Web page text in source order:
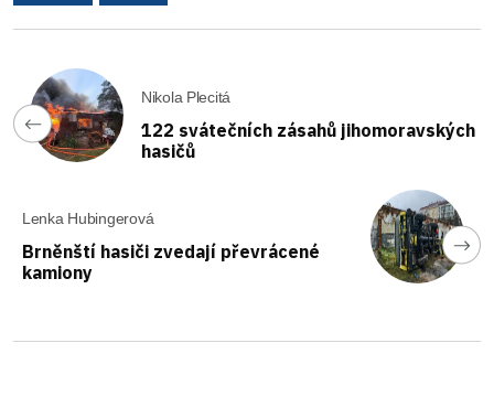
Nikola Plecitá
122 svátečních zásahů jihomoravských
hasičů
Lenka Hubingerová
Brněnští hasiči zvedají převrácené
kamiony